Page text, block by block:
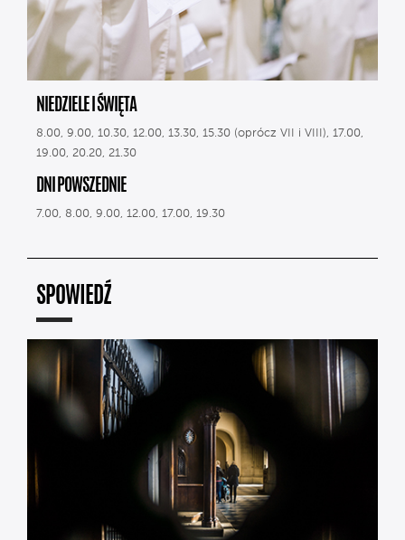
NIEDZIELE I ŚWIĘTA
8.00, 9.00, 10.30, 12.00, 13.30, 15.30 (oprócz VII i VIII), 17.00,
19.00, 20.20, 21.30
DNI POWSZEDNIE
7.00, 8.00, 9.00, 12.00, 17.00, 19.30
SPOWIEDŹ